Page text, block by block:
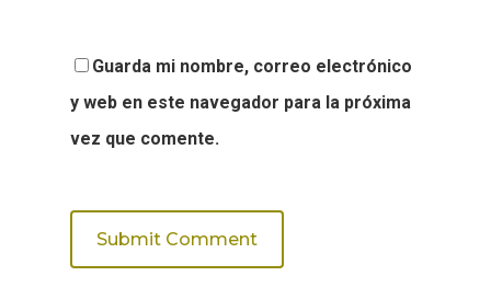
Guarda mi nombre, correo electrónico
y web en este navegador para la próxima
vez que comente.